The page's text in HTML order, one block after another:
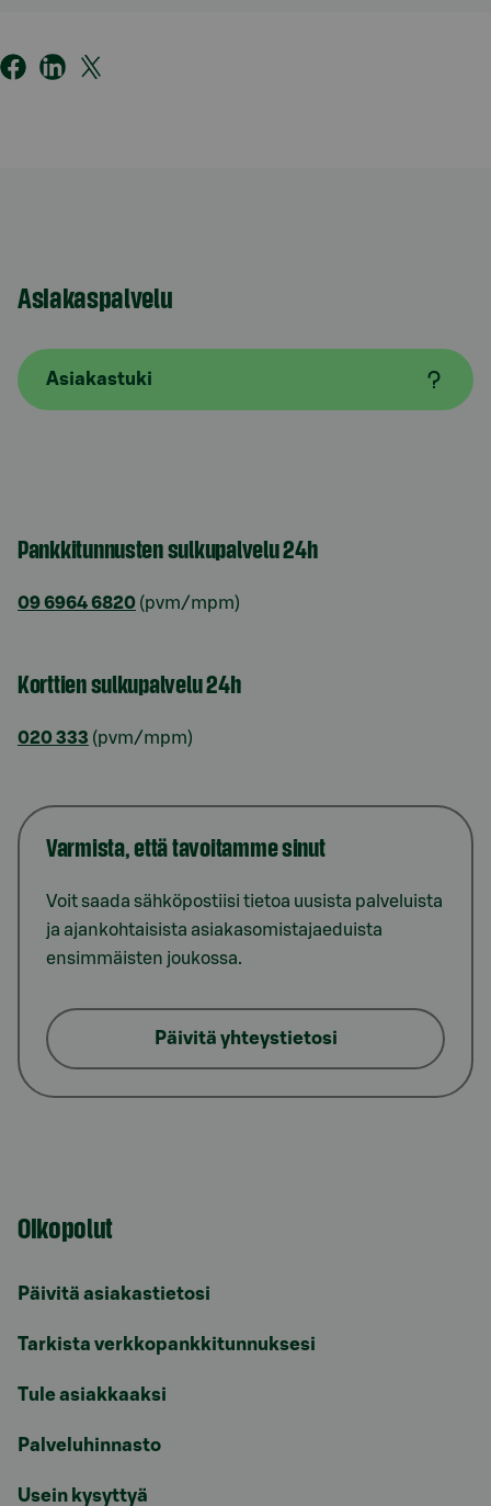
Asiakaspalvelu
Asiakastuki
Pankkitunnusten sulkupalvelu 24h
09 6964 6820 (pvm/mpm)
Korttien sulkupalvelu 24h
020 333 (pvm/mpm)
Varmista, että tavoitamme sinut
Voit saada sähköpostiisi tietoa uusista palveluista
ja ajankohtaisista asiakasomistajaeduista
ensimmäisten joukossa.
Päivitä yhteystietosi
Oikopolut
Päivitä asiakastietosi
Tarkista verkkopankkitunnuksesi
Tule asiakkaaksi
Palveluhinnasto
Usein kysyttyä